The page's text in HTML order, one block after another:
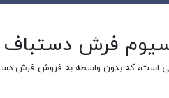
فرش دستباف
است، که بدون واسطه به فروش فرش